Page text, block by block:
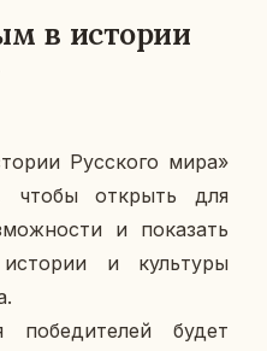
в истории
Рус­ско­го мира»
чтобы от­крыть для
и по­ка­зать
и куль­ту­ры
будет